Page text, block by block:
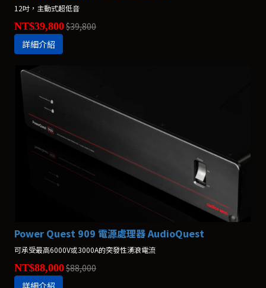
12吋，主動式超低音
NT$39,800$39,800
詳細介紹
Power Quest 909 電源處理器 AudioQuest
可承受最高6000V或3000A的突發性湧浪電流
NT$88,000$88,000
詳細介紹